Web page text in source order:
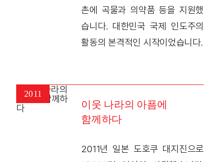
촌에 곡물과 의약품 등을 지원했
습니다. 대한민국 국제 인도주의
활동의 본격적인 시작이었습니다.
2011
이웃 나라의 아픔에
함께하다
2011년 일본 도호쿠 대지진으로